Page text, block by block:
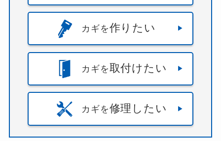
カギを作りたい
カギを取付けたい
カギを修理したい